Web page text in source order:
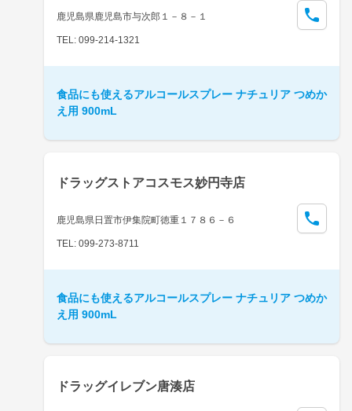
鹿児島県鹿児島市与次郎１－８－１
TEL: 099-214-1321
食品にも使えるアルコールスプレー ナチュリア つめか
え用 900mL
ドラッグストアコスモス妙円寺店
鹿児島県日置市伊集院町徳重１７８６－６
TEL: 099-273-8711
食品にも使えるアルコールスプレー ナチュリア つめか
え用 900mL
ドラッグイレブン唐湊店